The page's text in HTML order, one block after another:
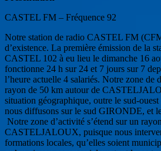
CASTEL FM – Fréquence 92
Notre station de radio CASTEL FM
d’existence. La première émission de la
CASTEL 102 à eu lieu le dimanche 16
fonctionne 24 h sur 24 et 7 jours sur 7
l’heure actuelle 4 salariés. Notre zone de
rayon de 50 km autour de
situation géographique, outre le sud-
nous diffusons sur le sud GIRONDE, et
Notre zone d’activité s’étend sur un
CASTELJALOUX, puisque nous
formations locales, qu’elles soient